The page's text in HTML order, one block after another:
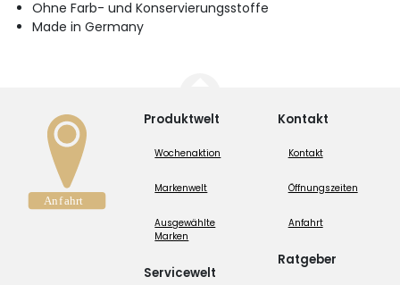
Ohne Farb- und Konservierungsstoffe
Made in Germany
Produktwelt
Wochenaktion
Markenwelt
Ausgewählte
Marken
Servicewelt
Kontakt
Kontakt
Öffnungszeiten
Anfahrt
Ratgeber